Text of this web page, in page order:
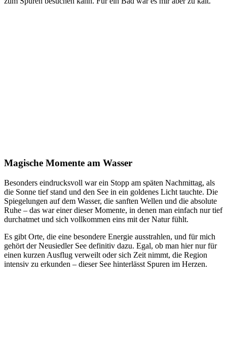
Magische Momente am Wasser
Beson­ders ein­drucks­voll war ein Stopp am spä­ten Nach­mit­tag, als
die Son­ne tief stand und den See in ein gol­de­nes Licht tauch­te. Die
Spie­ge­lun­gen auf dem Was­ser, die sanf­ten Wel­len und die abso­lu­te
Ruhe – das war einer die­ser Momen­te, in denen man ein­fach nur tief
durch­at­met und sich voll­kom­men eins mit der Natur fühlt.
Es gibt Orte, die eine beson­de­re Ener­gie aus­strah­len, und für mich
gehört der Neu­sied­ler See defi­ni­tiv dazu. Egal, ob man hier nur für
einen kur­zen Aus­flug ver­weilt oder sich Zeit nimmt, die Regi­on
inten­siv zu erkun­den – die­ser See hin­ter­lässt Spu­ren im Herzen.